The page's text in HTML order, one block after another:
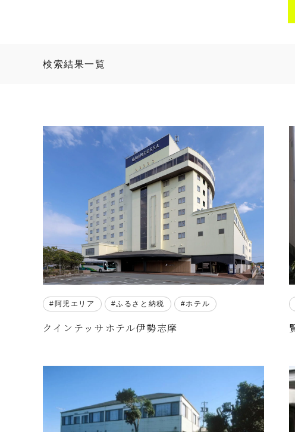
検索結果一覧
阿児エリア ふるさと納税 ホテル
クインテッサホテル伊勢志摩